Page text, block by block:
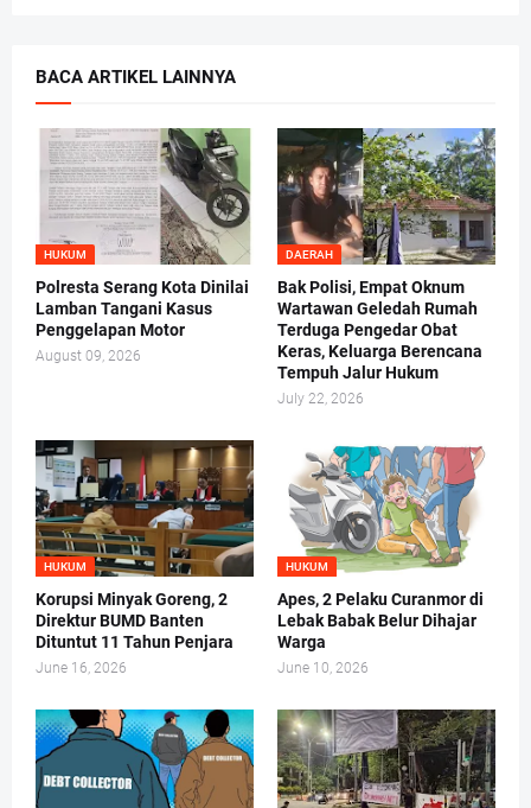
BACA ARTIKEL LAINNYA
HUKUM
Polresta Serang Kota Dinilai
Lamban Tangani Kasus
Penggelapan Motor
August 09, 2026
DAERAH
Bak Polisi, Empat Oknum
Wartawan Geledah Rumah
Terduga Pengedar Obat
Keras, Keluarga Berencana
Tempuh Jalur Hukum
July 22, 2026
HUKUM
Korupsi Minyak Goreng, 2
Direktur BUMD Banten
Dituntut 11 Tahun Penjara
June 16, 2026
HUKUM
Apes, 2 Pelaku Curanmor di
Lebak Babak Belur Dihajar
Warga
June 10, 2026